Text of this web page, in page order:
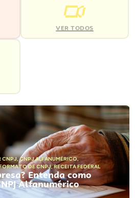
VER TODOS
CNPJ,CNPJ ALFANUMÉRICO,
DE CNPJ,RECEITA FEDERAL
Entenda como
Alfanumérico